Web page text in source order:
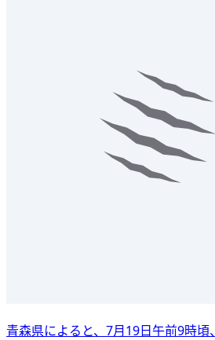
青森県によると、7月19日午前9時